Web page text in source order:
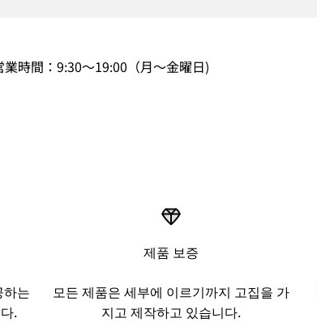
時間：9:30～19:00（月～金曜日)
는
.
제품 보증
모든 제품은 세부에 이르기까지 고집을 가
지고 제작하고 있습니다.